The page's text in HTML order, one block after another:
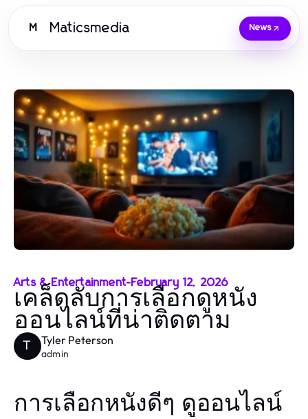
M Maticsmedia News
Arts & Entertainment-February 12, 2026
เคล็ดลับการเลือกดูหนัง
ออนไลน์ที่น่าติดตาม
T Tyler Peterson
admin
การเลือกหนังดีๆ ดูออนไลน์